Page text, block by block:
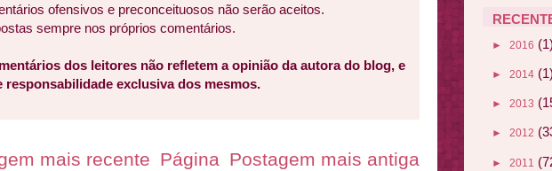
ofensivos e preconceituosos não serão aceitos.
sempre nos próprios comentários.
dos leitores não refletem a opinião da autora do blog, e
responsabilidade exclusiva dos mesmos.
mais recente Postagem mais antiga
Página
► 2016 (1)
► 2014 (1)
► 2013
► 2012
► 2011